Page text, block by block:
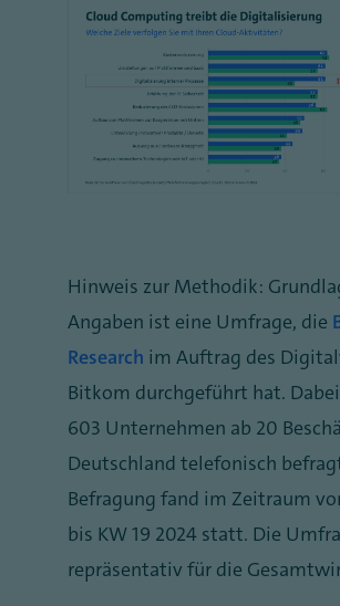
Hinweis zur Methodik:
Angaben ist eine Umfrage, die
Research im Auftrag des
Bitkom durchgeführt hat.
603 Unternehmen ab 20
Deutschland telefonisch
Befragung fand im Zeitraum
bis KW 19 2024 statt. Die
repräsentativ für die